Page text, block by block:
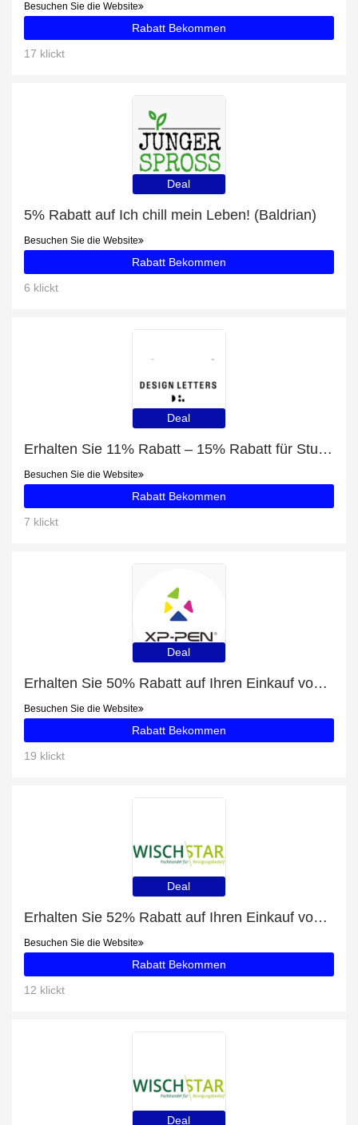
Besuchen Sie die Website
Rabatt Bekommen
17 klickt
Deal
5% Rabatt auf Ich chill mein Leben! (Baldrian)
Besuchen Sie die Website
Rabatt Bekommen
6 klickt
Deal
Erhalten Sie 11% Rabatt – 15% Rabatt für Studenten und PEARL DROP DOUBLE HOOP mit 51% Rabatt
Besuchen Sie die Website
Rabatt Bekommen
7 klickt
Deal
Erhalten Sie 50% Rabatt auf Ihren Einkauf von Star G960 Grafiktablett für Online Unterricht
Besuchen Sie die Website
Rabatt Bekommen
19 klickt
Deal
Erhalten Sie 52% Rabatt auf Ihren Einkauf von Klapphalter
Besuchen Sie die Website
Rabatt Bekommen
12 klickt
Deal